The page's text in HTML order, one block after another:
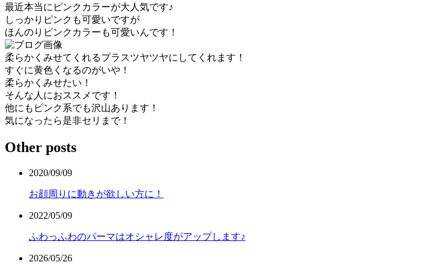
最近本当にピンクカラーが大人気です♪
しっかりピンクも可愛いですが
ほんのりピンクカラーも可愛いんです！
柔らかくみせてくれるプラスツヤツヤにしてくれます！
すぐに黄色くなるのがいや！
柔らかくみせたい！
そんな人におススメです！
他にもピンク系でも沢山あります！
気になったら是非セリまで！
Other posts
2020/09/09
お顔周りに動きが欲しい方に！
2022/05/09
ふわっふわのパーマはオシャレ度がアップします♪
2026/05/26